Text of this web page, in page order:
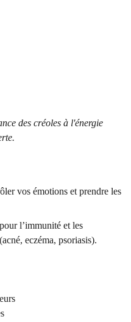
des créoles à l'énergie
vos émotions et prendre les
l’immunité et les
eczéma, psoriasis).